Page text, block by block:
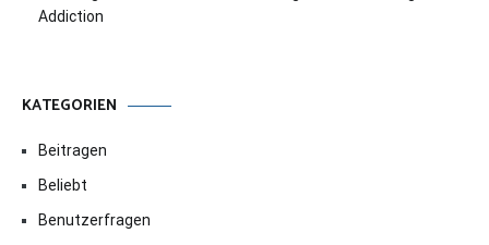
Addiction
KATEGORIEN
Beitragen
Beliebt
Benutzerfragen